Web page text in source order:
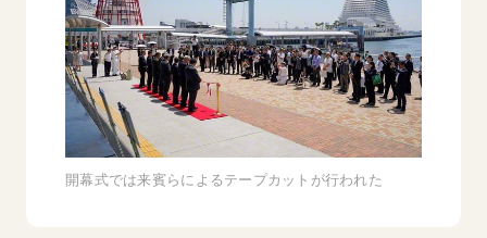
開幕式では来賓らによるテープカットが行われた